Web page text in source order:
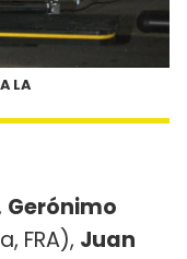
LA
Gerónimo
FRA), Juan